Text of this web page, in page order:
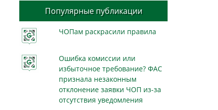
Популярные публикации
ЧОПам раскрасили правила
Ошибка комиссии или
избыточное требование? ФАС
признала незаконным
отклонение заявки ЧОП из-за
отсутствия уведомления